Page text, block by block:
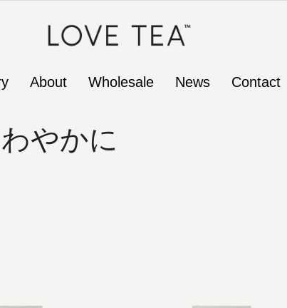
About Wholesale News Contact
やかに